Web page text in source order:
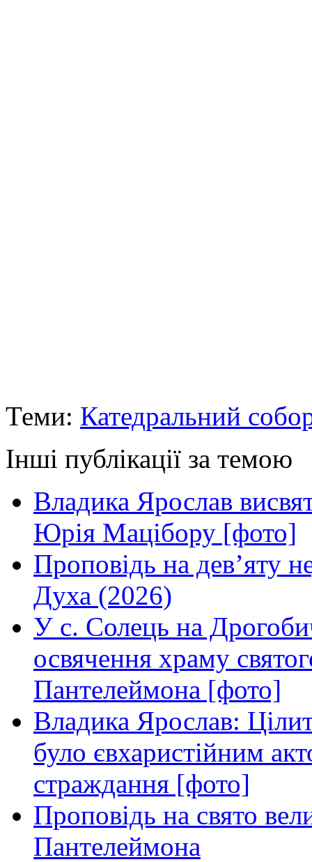
Теми: Катедральний
Інші публікації за темою
Владика Ярослав
Юрія Мацібору [фото]
Проповідь на дев’яту
Духа (2026)
У с. Солець на
освячення храму
Пантелеймона [фото]
Владика Ярослав:
було євхаристійним
страждання [фото]
Проповідь на свято
Пантелеймона